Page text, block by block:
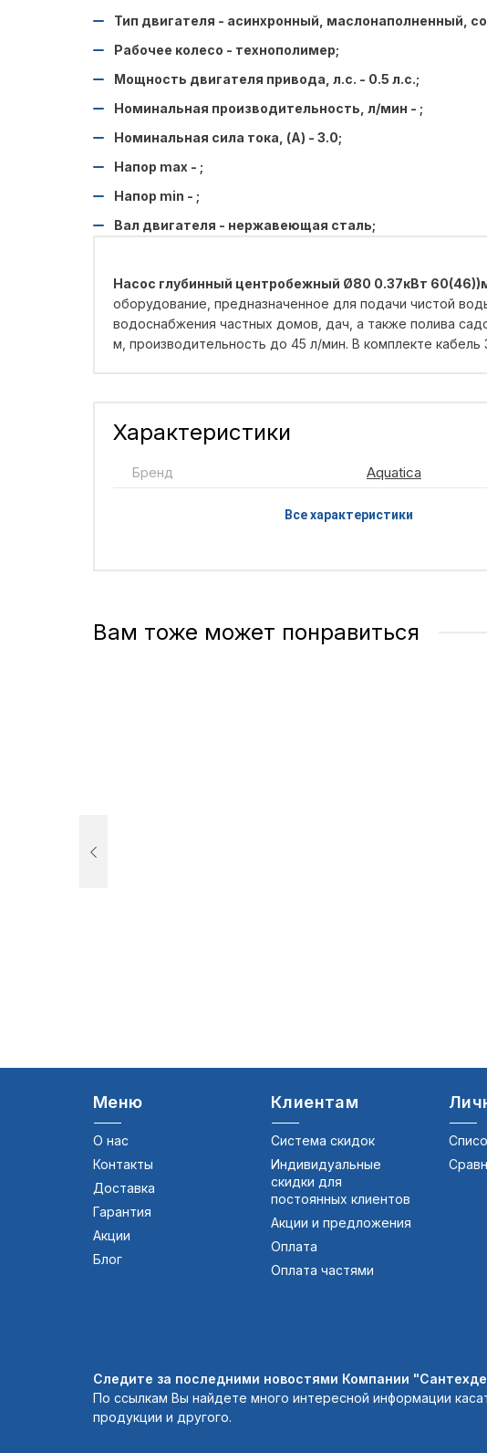
Тип двигателя - асинхронный, маслонаполненный,
Рабочее колесо - технополимер;
Мощность двигателя привода, л.с. - 0.5 л.с.;
Номинальная производительность, л/мин - ;
Номинальная сила тока, (А) - 3.0;
Напор max - ;
Напор min - ;
Вал двигателя - нержавеющая сталь;
Насос глубинный центробежный Ø80 0.37кВт
оборудование, предназначенное для подачи чистой
водоснабжения частных домов, дач, а также полива
м, производительность до 45 л/мин. В комплекте
Характеристики
Бренд Aquatica
Все характеристики
Вам тоже может понравиться
Меню
О нас
Контакты
Доставка
Гарантия
Акции
Блог
Клиентам
Система скидок
Индивидуальные
скидки для
постоянных клиентов
Акции и предложения
Оплата
Оплата частями
Следите за последними новостями Компании
По ссылкам Вы найдете много интересной информации
продукции и другого.